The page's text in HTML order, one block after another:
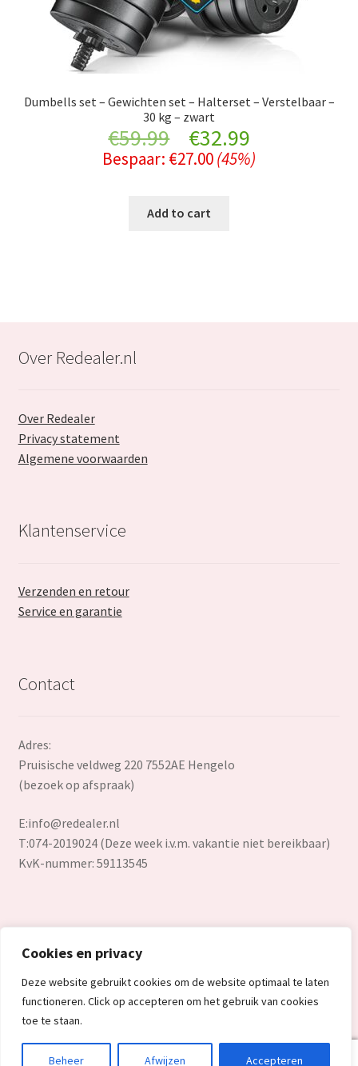
Cookies en privacy
Deze website gebruikt cookies om de website optimaal te laten
functioneren. Click op accepteren om het gebruik van cookies
toe te staan.
Beheer Afwijzen Accepteren
Dumbells set – Gewichten set – Halterset – Verstelbaar –
30 kg – zwart
€59.99
Original
price
was:
€32.99Current
price
Bespaar: €27.00(45%)
Add to cart
Over Redealer.nl
Over Redealer
Privacy statement
Algemene voorwaarden
Klantenservice
Verzenden en retour
Service en garantie
Contact
Adres:
Pruisische veldweg 220 7552AE Hengelo
(bezoek op afspraak)
E:info@redealer.nl
T:074-2019024 (Deze week i.v.m. vakantie niet bereikbaar)
KvK-nummer: 59113545
© Redealer.nl | Gecontroleerde retourproducten en nieuwe
overstockproducten tegen een onverslaanbare lage prijs.
2026